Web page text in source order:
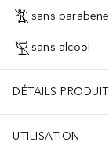
sans parabène
sans alcool
DÉTAILS PRODUIT
UTILISATION